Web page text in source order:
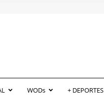
WODs + DEPORTES